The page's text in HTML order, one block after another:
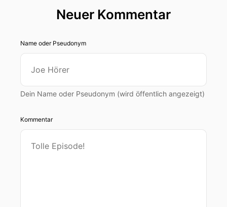
Neuer Kommentar
Name oder Pseudonym
Dein Name oder Pseudonym (wird öffentlich angezeigt)
Kommentar